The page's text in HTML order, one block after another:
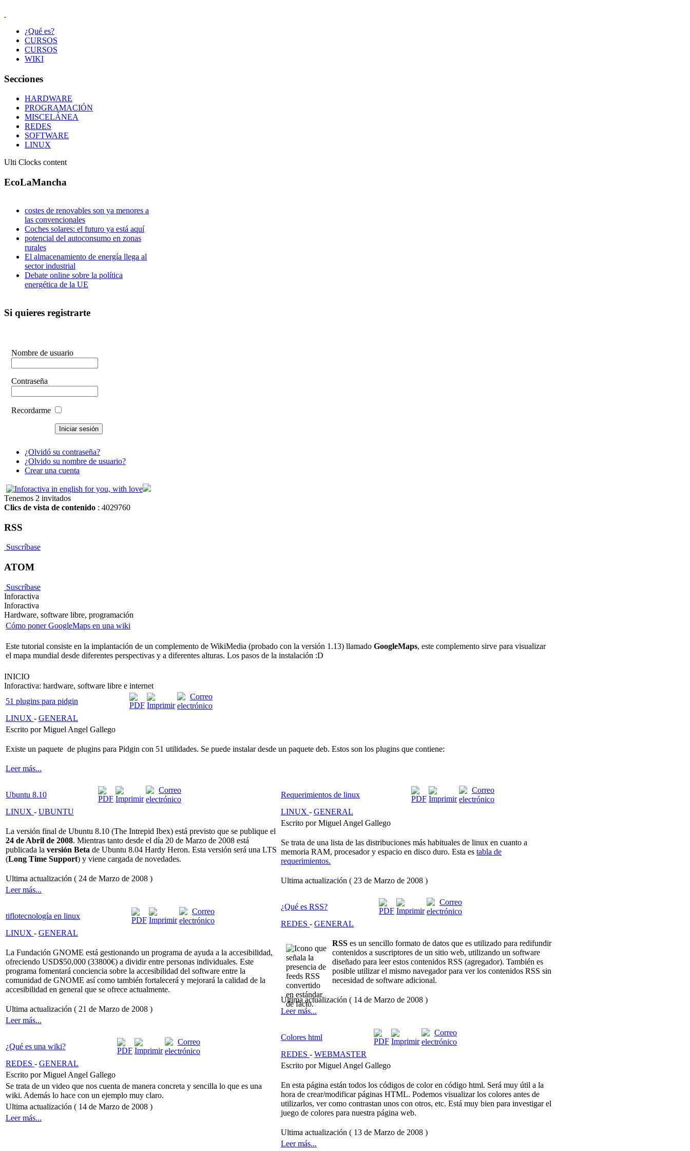
¿Qué es?
CURSOS
CURSOS
WIKI
Secciones
HARDWARE
PROGRAMACIÓN
MISCELÁNEA
REDES
SOFTWARE
LINUX
Ulti Clocks content
EcoLaMancha
costes de renovables son ya menores a
las convencionales
Coches solares: el futuro ya está aquí
potencial del autoconsumo en zonas
rurales
El almacenamiento de energía llega al
sector industrial
Debate online sobre la política
energética de la UE
Si quieres registrarte
Nombre de usuario
Contraseña
Recordarme
¿Olvidó su contraseña?
¿Olvido su nombre de usuario?
Crear una cuenta
Tenemos 2 invitados
Clics de vista de contenido : 4029760
RSS
Suscríbase
ATOM
Suscríbase
Inforactiva
Inforactiva
Hardware, software libre, programación
Cómo poner GoogleMaps en una wiki
Este tutorial consiste en la implantación de un complemento de WikiMedia (probado con la versión 1.13) llamado GoogleMaps, este complemento sirve para visualizar
el mapa mundial desde diferentes perspectivas y a diferentes alturas. Los pasos de la instalación :D
INICIO
Inforactiva: hardware, software libre e internet
51 plugins para pidgin
LINUX - GENERAL
Escrito por Miguel Angel Gallego
Existe un paquete de plugins para Pidgin con 51 utilidades. Se puede instalar desde un paquete deb. Estos son los plugins que contiene:
Leer más...
Ubuntu 8.10
LINUX - UBUNTU
La versión final de Ubuntu 8.10 (The Intrepid Ibex) está previsto que se publique el
24 de Abril de 2008. Mientras tanto desde el día 20 de Marzo de 2008 está
publicada la versión Beta de Ubuntu 8.04 Hardy Heron. Esta versión será una LTS
(Long Time Support) y viene cargada de novedades.
Ultima actualización ( 24 de Marzo de 2008 )
Leer más...
tiflotecnología en linux
LINUX - GENERAL
La Fundación GNOME está gestionando un programa de ayuda a la accesibilidad,
ofreciendo USD$50,000 (33800€) a dividir entre personas individuales. Este
programa fomentará conciencia sobre la accesibilidad del software entre la
comunidad de GNOME así como también fortalecerá y mejorará la calidad de la
accesibilidad en general que se ofrece actualmente.
Ultima actualización ( 21 de Marzo de 2008 )
Leer más...
¿Qué es una wiki?
REDES - GENERAL
Escrito por Miguel Angel Gallego
Se trata de un video que nos cuenta de manera concreta y sencilla lo que es una
wiki. Además lo hace con un ejemplo muy claro.
Ultima actualización ( 14 de Marzo de 2008 )
Leer más...
Requerimientos de linux
LINUX - GENERAL
Escrito por Miguel Angel Gallego
Se trata de una lista de las distribuciones más habituales de linux en cuanto a
memoria RAM, procesador y espacio en disco duro. Esta es tabla de
requerimientos.
Ultima actualización ( 23 de Marzo de 2008 )
¿Qué es RSS?
REDES - GENERAL
RSS es un sencillo formato de datos que es utilizado para redifundir
contenidos a suscriptores de un sitio web, utilizando un software
diseñado para leer estos contenidos RSS (agregador). También es
posible utilizar el mismo navegador para ver los contenidos RSS sin
necesidad de software adicional.
Ultima actualización ( 14 de Marzo de 2008 )
Leer más...
Colores html
REDES - WEBMASTER
Escrito por Miguel Angel Gallego
En esta página están todos los códigos de color en código html. Será muy útil a la
hora de crear/modificar páginas HTML. Podemos visualizar los colores antes de
utilizarlos, ver como contrastan unos con otros, etc. Está muy bien para investigar el
juego de colores para nuestra página web.
Ultima actualización ( 13 de Marzo de 2008 )
Leer más...